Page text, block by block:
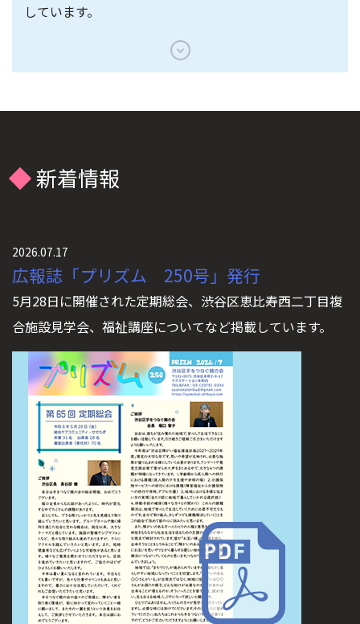
しています。
新着情報
2026.07.17
広報誌「プリズム 250号」発行
5月28日に開催された定期総会、渋谷区恵比寿西二丁目複
合施設見学会、福祉講座についてなど掲載しています。